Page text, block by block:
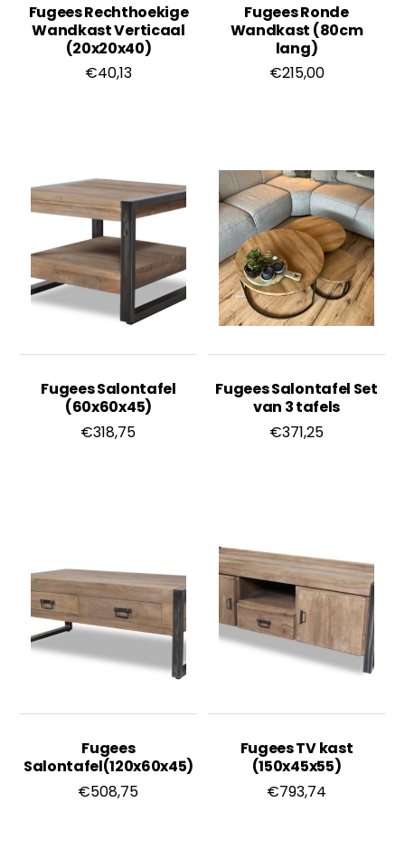
Fugees Rechthoekige
Wandkast Verticaal
(20x20x40)
€40,13
Fugees Ronde
Wandkast (80cm
lang)
€215,00
Fugees Salontafel
(60x60x45)
€318,75
Fugees Salontafel Set
van 3 tafels
€371,25
Fugees
Salontafel(120x60x45)
€508,75
Fugees TV kast
(150x45x55)
€793,74